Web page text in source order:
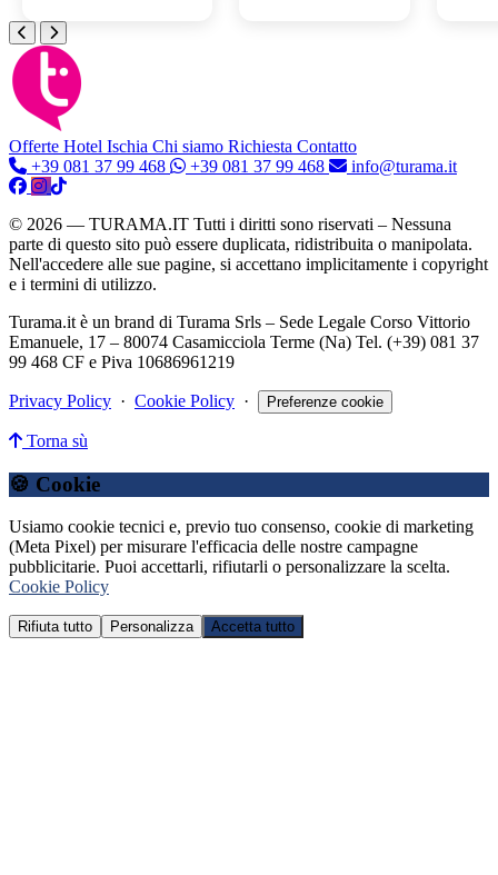
Offerte Hotel Ischia Chi siamo Richiesta Contatto
+39 081 37 99 468
+39 081 37 99 468 info@turama.it
© 2026 — TURAMA.IT Tutti i diritti sono riservati – Nessuna
parte di questo sito può essere duplicata, ridistribuita o manipolata.
Nell'accedere alle sue pagine, si accettano implicitamente i copyright
e i termini di utilizzo.
Turama.it è un brand di Turama Srls – Sede Legale Corso Vittorio
Emanuele, 17 – 80074 Casamicciola Terme (Na) Tel. (+39) 081 37
99 468 CF e Piva 10686961219
Privacy Policy · Cookie Policy · Preferenze cookie
Torna sù
🍪 Cookie
Usiamo cookie tecnici e, previo tuo consenso, cookie di marketing
(Meta Pixel) per misurare l'efficacia delle nostre campagne
pubblicitarie. Puoi accettarli, rifiutarli o personalizzare la scelta.
Cookie Policy
Rifiuta tutto Personalizza Accetta tutto